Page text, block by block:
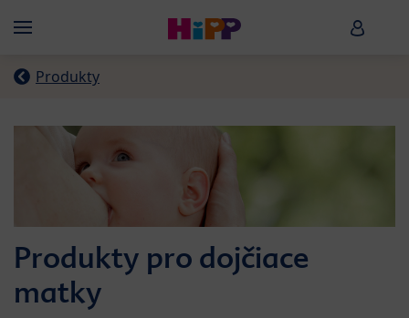
Menü HiPP
Produkty
Produkty pro dojčiace
matky